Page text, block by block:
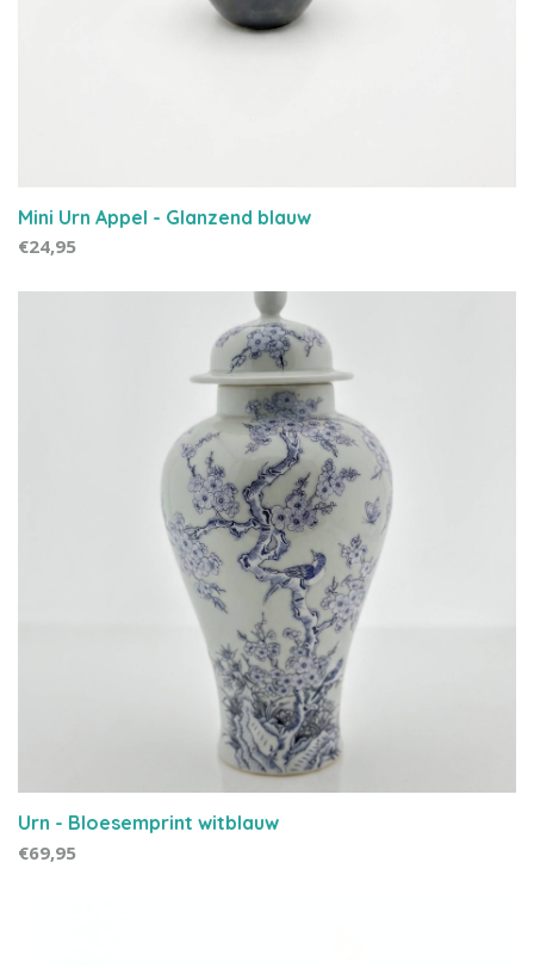
Mini Urn Appel - Glanzend blauw
€24,95
Urn - Bloesemprint witblauw
€69,95